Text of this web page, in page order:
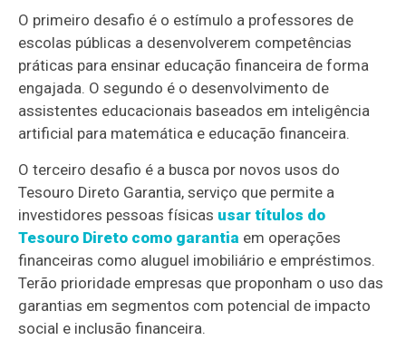
O primeiro desafio é o estímulo a professores de
escolas públicas a desenvolverem competências
práticas para ensinar educação financeira de forma
engajada. O segundo é o desenvolvimento de
assistentes educacionais baseados em inteligência
artificial para matemática e educação financeira.
O terceiro desafio é a busca por novos usos do
Tesouro Direto Garantia, serviço que permite a
investidores pessoas físicas usar títulos do
Tesouro Direto como garantia em operações
financeiras como aluguel imobiliário e empréstimos.
Terão prioridade empresas que proponham o uso das
garantias em segmentos com potencial de impacto
social e inclusão financeira.